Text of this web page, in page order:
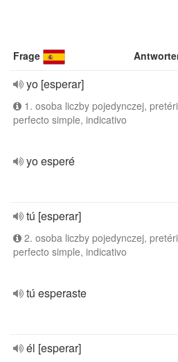
Frage
yo [esperar]
1. osoba liczby pojedynczej,
perfecto simple, indicativo
yo esperé
tú [esperar]
2. osoba liczby pojedynczej,
perfecto simple, indicativo
tú esperaste
él [esperar]